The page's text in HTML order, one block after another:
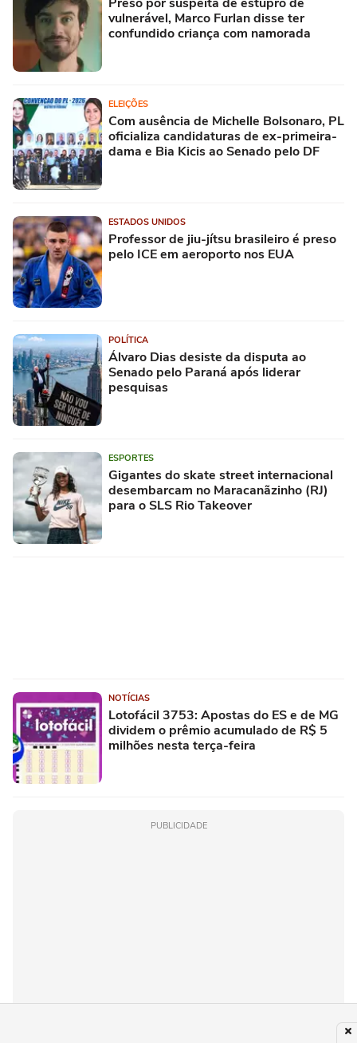
vulnerável, Marco Furlan disse ter
confundido criança com namorada
ELEIÇÕES
Com ausência de Michelle Bolsonaro, PL
oficializa candidaturas de ex-primeira-
dama e Bia Kicis ao Senado pelo DF
ESTADOS UNIDOS
Professor de jiu-jítsu brasileiro é preso
pelo ICE em aeroporto nos EUA
POLÍTICA
Álvaro Dias desiste da disputa ao
Senado pelo Paraná após liderar
pesquisas
ESPORTES
Gigantes do skate street internacional
desembarcam no Maracanãzinho (RJ)
para o SLS Rio Takeover
NOTÍCIAS
Lotofácil 3753: Apostas do ES e de MG
dividem o prêmio acumulado de R$ 5
milhões nesta terça-feira
PUBLICIDADE